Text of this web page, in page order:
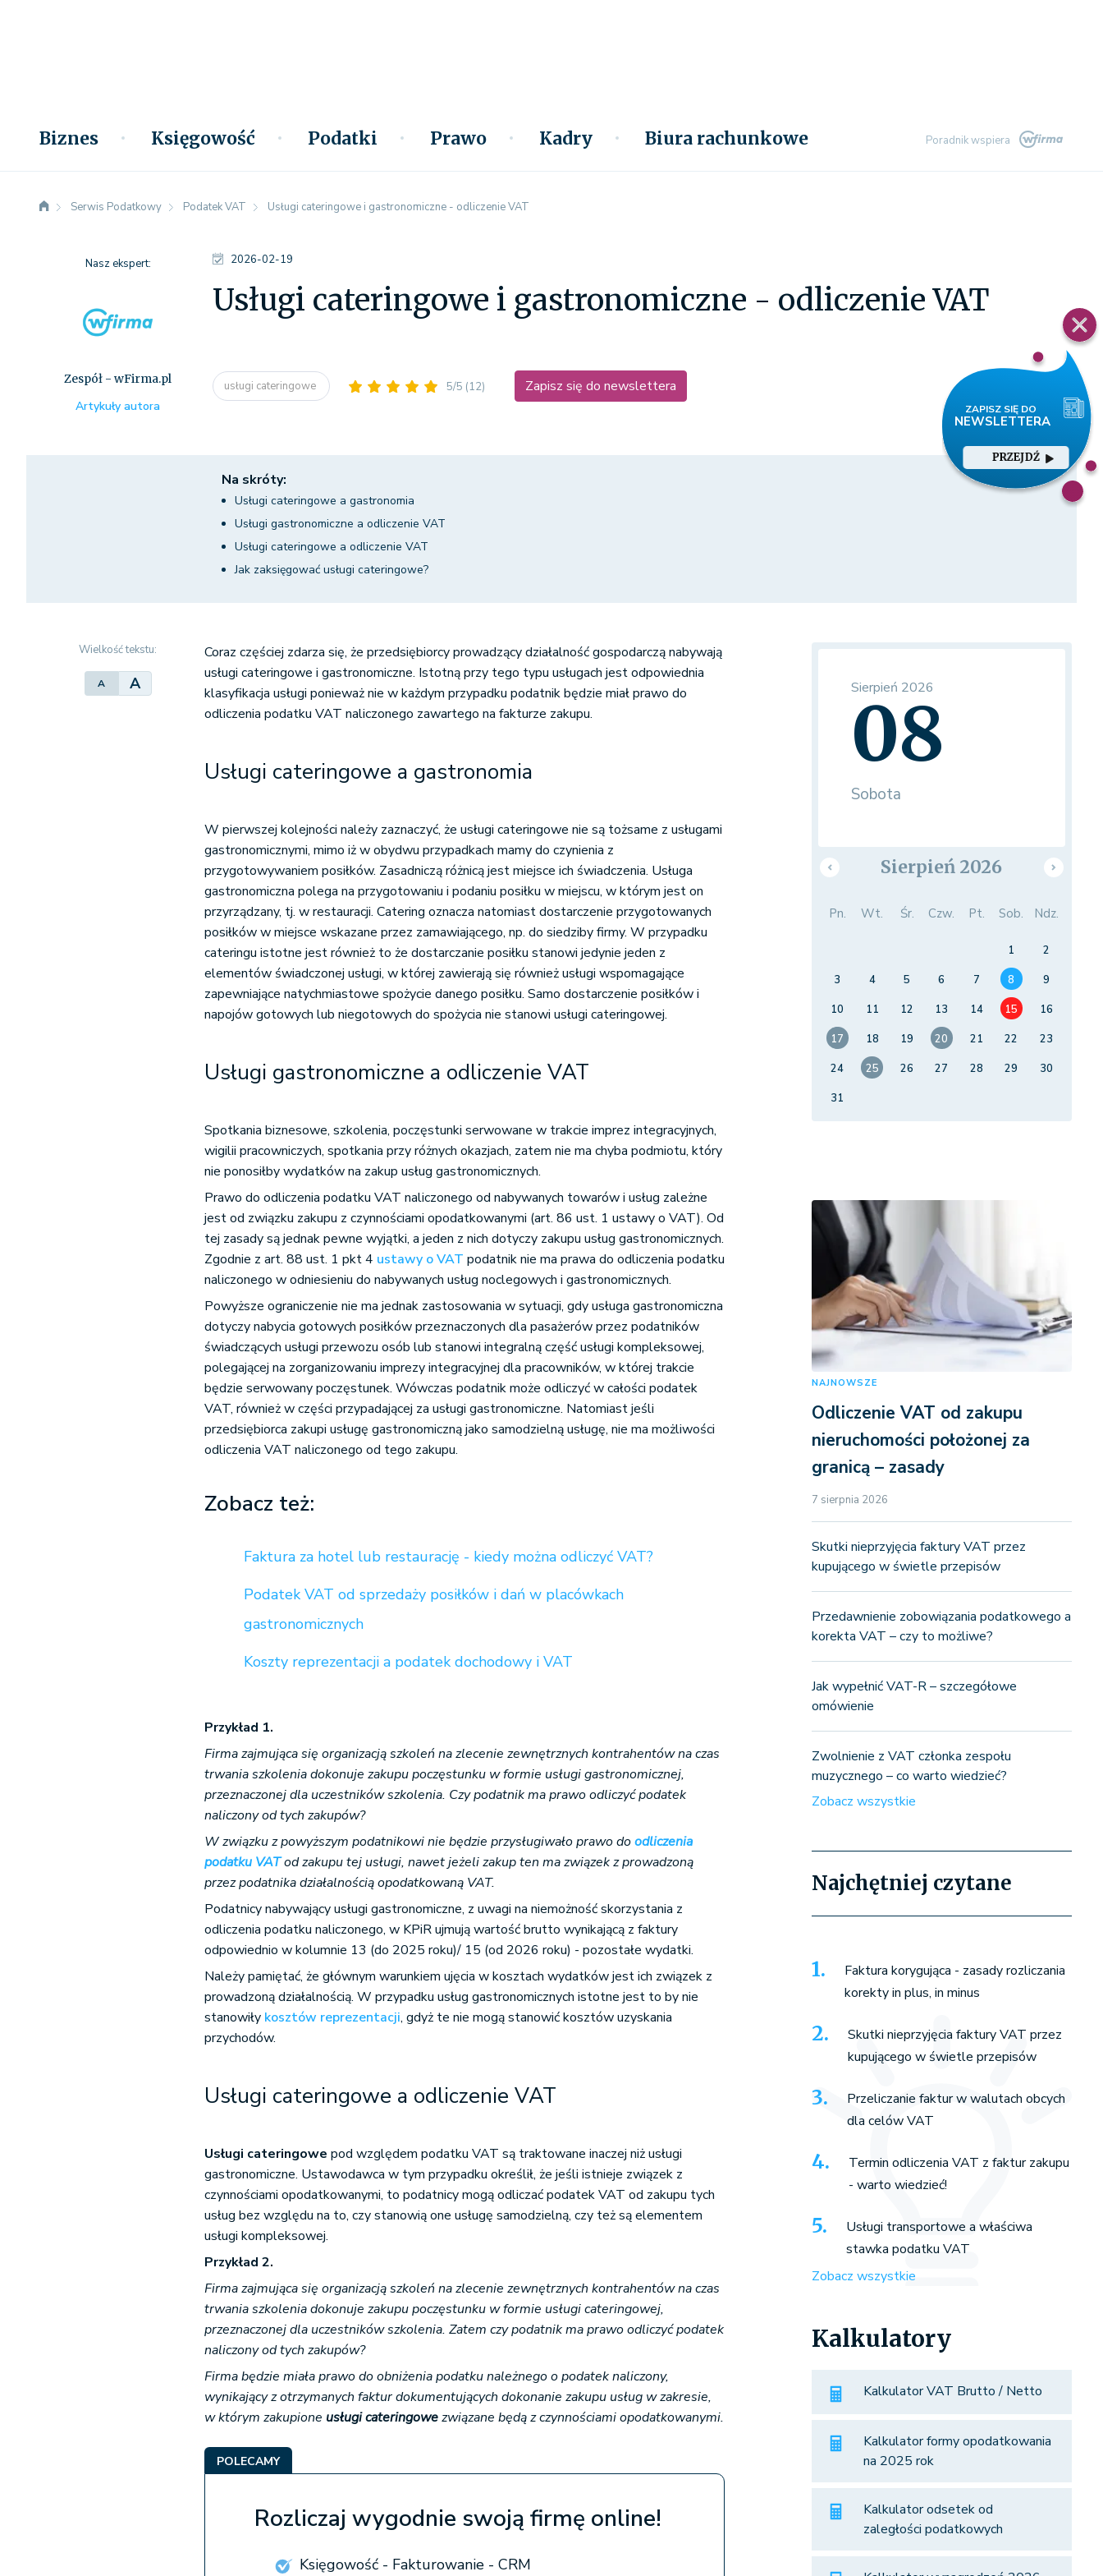
Biznes Księgowość Podatki Prawo Kadry Biura rachunkowe Poradnik wspiera
PRZEJDŹ
Serwis Podatkowy Podatek VAT Usługi cateringowe i gastronomiczne - odliczenie VAT
2026-02-19
Usługi cateringowe i gastronomiczne - odliczenie VAT
usługi cateringowe 5/5 (12) Zapisz się do newslettera
Nasz ekspert:
Zespół - wFirma.pl
Artykuły autora
Na skróty:
Usługi cateringowe a gastronomia
Usługi gastronomiczne a odliczenie VAT
Usługi cateringowe a odliczenie VAT
Jak zaksięgować usługi cateringowe?
Wielkość tekstu:
A A
Coraz częściej zdarza się, że przedsiębiorcy prowadzący działalność gospodarczą nabywają
usługi cateringowe i gastronomiczne. Istotną przy tego typu usługach jest odpowiednia
klasyfikacja usługi ponieważ nie w każdym przypadku podatnik będzie miał prawo do
odliczenia podatku VAT naliczonego zawartego na fakturze zakupu.
Usługi cateringowe a gastronomia
W pierwszej kolejności należy zaznaczyć, że usługi cateringowe nie są tożsame z usługami
gastronomicznymi, mimo iż w obydwu przypadkach mamy do czynienia z
przygotowywaniem posiłków. Zasadniczą różnicą jest miejsce ich świadczenia. Usługa
gastronomiczna polega na przygotowaniu i podaniu posiłku w miejscu, w którym jest on
przyrządzany, tj. w restauracji. Catering oznacza natomiast dostarczenie przygotowanych
posiłków w miejsce wskazane przez zamawiającego, np. do siedziby firmy. W przypadku
cateringu istotne jest również to że dostarczanie posiłku stanowi jedynie jeden z
elementów świadczonej usługi, w której zawierają się również usługi wspomagające
zapewniające natychmiastowe spożycie danego posiłku. Samo dostarczenie posiłków i
napojów gotowych lub niegotowych do spożycia nie stanowi usługi cateringowej.
Usługi gastronomiczne a odliczenie VAT
Spotkania biznesowe, szkolenia, poczęstunki serwowane w trakcie imprez integracyjnych,
wigilii pracowniczych, spotkania przy różnych okazjach, zatem nie ma chyba podmiotu, który
nie ponosiłby wydatków na zakup usług gastronomicznych.
Prawo do odliczenia podatku VAT naliczonego od nabywanych towarów i usług zależne
jest od związku zakupu z czynnościami opodatkowanymi (art. 86 ust. 1 ustawy o VAT). Od
tej zasady są jednak pewne wyjątki, a jeden z nich dotyczy zakupu usług gastronomicznych.
Zgodnie z art. 88 ust. 1 pkt 4 ustawy o VAT podatnik nie ma prawa do odliczenia podatku
naliczonego w odniesieniu do nabywanych usług noclegowych i gastronomicznych.
Powyższe ograniczenie nie ma jednak zastosowania w sytuacji, gdy usługa gastronomiczna
dotyczy nabycia gotowych posiłków przeznaczonych dla pasażerów przez podatników
świadczących usługi przewozu osób lub stanowi integralną część usługi kompleksowej,
polegającej na zorganizowaniu imprezy integracyjnej dla pracowników, w której trakcie
będzie serwowany poczęstunek. Wówczas podatnik może odliczyć w całości podatek
VAT, również w części przypadającej za usługi gastronomiczne. Natomiast jeśli
przedsiębiorca zakupi usługę gastronomiczną jako samodzielną usługę, nie ma możliwości
odliczenia VAT naliczonego od tego zakupu.
Zobacz też:
Faktura za hotel lub restaurację - kiedy można odliczyć VAT?
Podatek VAT od sprzedaży posiłków i dań w placówkach
gastronomicznych
Koszty reprezentacji a podatek dochodowy i VAT
Przykład 1.
Firma zajmująca się organizacją szkoleń na zlecenie zewnętrznych kontrahentów na czas
trwania szkolenia dokonuje zakupu poczęstunku w formie usługi gastronomicznej,
przeznaczonej dla uczestników szkolenia. Czy podatnik ma prawo odliczyć podatek
naliczony od tych zakupów?
W związku z powyższym podatnikowi nie będzie przysługiwało prawo doodliczenia
podatku VATod zakupu tej usługi, nawet jeżeli zakup ten ma związek z prowadzoną
przez podatnika działalnością opodatkowaną VAT.
Podatnicy nabywający usługi gastronomiczne, z uwagi na niemożność skorzystania z
odliczenia podatku naliczonego, w KPiR ujmują wartość brutto wynikającą z faktury
odpowiednio w kolumnie 13 (do 2025 roku)/ 15 (od 2026 roku) - pozostałe wydatki.
Należy pamiętać, że głównym warunkiem ujęcia w kosztach wydatków jest ich związek z
prowadzoną działalnością. W przypadku usług gastronomicznych istotne jest to by nie
stanowiły kosztów reprezentacji, gdyż te nie mogą stanowić kosztów uzyskania
przychodów.
Usługi cateringowe a odliczenie VAT
Usługi cateringowe pod względem podatku VAT są traktowane inaczej niż usługi
gastronomiczne. Ustawodawca w tym przypadku określił, że jeśli istnieje związek z
czynnościami opodatkowanymi, to podatnicy mogą odliczać podatek VAT od zakupu tych
usług bez względu na to, czy stanowią one usługę samodzielną, czy też są elementem
usługi kompleksowej.
Przykład 2.
Firma zajmująca się organizacją szkoleń na zlecenie zewnętrznych kontrahentów na czas
trwania szkolenia dokonuje zakupu poczęstunku w formie usługi cateringowej,
przeznaczonej dla uczestników szkolenia. Zatem czy podatnik ma prawo odliczyć podatek
naliczony od tych zakupów?
Firma będzie miała prawo do obniżenia podatku należnego o podatek naliczony,
wynikający z otrzymanych faktur dokumentujących dokonanie zakupu usług w zakresie,
w którym zakupione usługi cateringowezwiązane będą z czynnościami opodatkowanymi.
POLECAMY
Rozliczaj wygodnie swoją firmę online!
Księgowość - Fakturowanie - CRM
Sierpień 2026
08
Sobota
Sierpień 2026
Pn. Wt. Śr. Czw. Pt. Sob. Ndz.
1
2
3
4 5 6 7 8
9
10
11 12 13 14 15
16
17
18 19 20 21 22
23
24
25 26 27 28 29
30
31
NAJNOWSZE
Odliczenie VAT od zakupu
nieruchomości położonej za
granicą – zasady
7 sierpnia 2026
Skutki nieprzyjęcia faktury VAT przez
kupującego w świetle przepisów
Przedawnienie zobowiązania podatkowego a
korekta VAT – czy to możliwe?
Jak wypełnić VAT-R – szczegółowe
omówienie
Zwolnienie z VAT członka zespołu
muzycznego – co warto wiedzieć?
Zobacz wszystkie
Najchętniej czytane
Faktura korygująca - zasady rozliczania
korekty in plus, in minus
Skutki nieprzyjęcia faktury VAT przez
kupującego w świetle przepisów
Przeliczanie faktur w walutach obcych
dla celów VAT
Termin odliczenia VAT z faktur zakupu
- warto wiedzieć!
Usługi transportowe a właściwa
stawka podatku VAT
Zobacz wszystkie
Kalkulatory
Kalkulator VAT Brutto / Netto
Kalkulator formy opodatkowania
na 2025 rok
Kalkulator odsetek od
zaległości podatkowych